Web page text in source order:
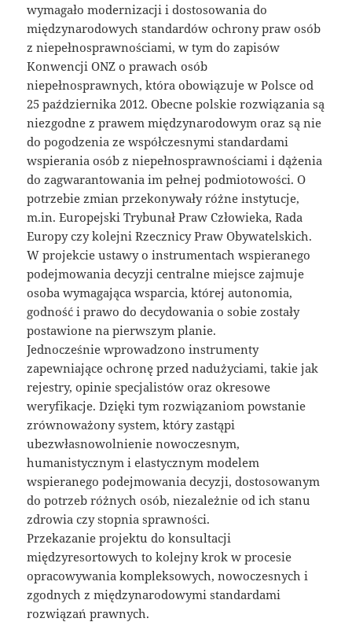
wymagało modernizacji i dostosowania do
międzynarodowych standardów ochrony praw osób
z niepełnosprawnościami, w tym do zapisów
Konwencji ONZ o prawach osób
niepełnosprawnych, która obowiązuje w Polsce od
25 października 2012. Obecne polskie rozwiązania są
niezgodne z prawem międzynarodowym oraz są nie
do pogodzenia ze współczesnymi standardami
wspierania osób z niepełnosprawnościami i dążenia
do zagwarantowania im pełnej podmiotowości. O
potrzebie zmian przekonywały różne instytucje,
m.in. Europejski Trybunał Praw Człowieka, Rada
Europy czy kolejni Rzecznicy Praw Obywatelskich.
W projekcie ustawy o instrumentach wspieranego
podejmowania decyzji centralne miejsce zajmuje
osoba wymagająca wsparcia, której autonomia,
godność i prawo do decydowania o sobie zostały
postawione na pierwszym planie.
Jednocześnie wprowadzono instrumenty
zapewniające ochronę przed nadużyciami, takie jak
rejestry, opinie specjalistów oraz okresowe
weryfikacje. Dzięki tym rozwiązaniom powstanie
zrównoważony system, który zastąpi
ubezwłasnowolnienie nowoczesnym,
humanistycznym i elastycznym modelem
wspieranego podejmowania decyzji, dostosowanym
do potrzeb różnych osób, niezależnie od ich stanu
zdrowia czy stopnia sprawności.
Przekazanie projektu do konsultacji
międzyresortowych to kolejny krok w procesie
opracowywania kompleksowych, nowoczesnych i
zgodnych z międzynarodowymi standardami
rozwiązań prawnych.